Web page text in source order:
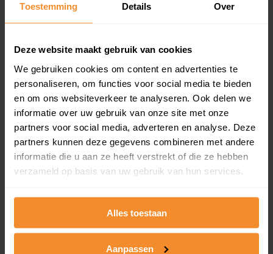
Toestemming Details Over
Deze website maakt gebruik van cookies
We gebruiken cookies om content en advertenties te
personaliseren, om functies voor social media te bieden
en om ons websiteverkeer te analyseren. Ook delen we
informatie over uw gebruik van onze site met onze
partners voor social media, adverteren en analyse. Deze
partners kunnen deze gegevens combineren met andere
informatie die u aan ze heeft verstrekt of die ze hebben
verzameld op basis van uw gebruik van hun services.
Alles toestaan
Aanpassen
en koopdatum) binnen een postcodegebied. Dit
inclusief een jaar lang gratis updates van nieuwe
Bekijk product
Direct leverbaar
Kadastrale kaart pakket
Alleen globale ligging perceel
omliggende percelen met de kadastrale erfgrenzen,
dit inclusief de luchtfoto!